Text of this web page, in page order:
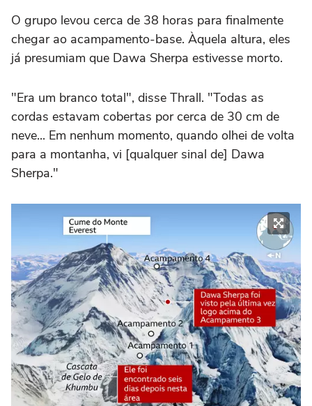
O grupo levou cerca de 38 horas para finalmente
chegar ao acampamento-base. Àquela altura, eles
já presumiam que Dawa Sherpa estivesse morto.
"Era um branco total", disse Thrall. "Todas as
cordas estavam cobertas por cerca de 30 cm de
neve... Em nenhum momento, quando olhei de volta
para a montanha, vi [qualquer sinal de] Dawa
Sherpa."